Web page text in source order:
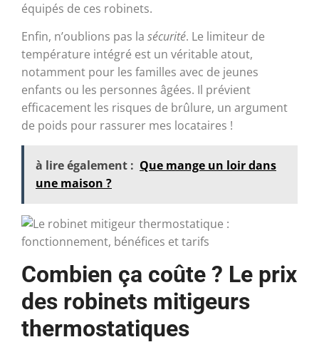
équipés de ces robinets.
Enfin, n’oublions pas la sécurité. Le limiteur de
température intégré est un véritable atout,
notamment pour les familles avec de jeunes
enfants ou les personnes âgées. Il prévient
efficacement les risques de brûlure, un argument
de poids pour rassurer mes locataires !
à lire également : Que mange un loir dans
une maison ?
Combien ça coûte ? Le prix
des robinets mitigeurs
thermostatiques